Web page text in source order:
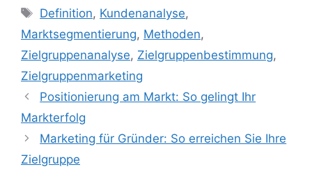
Schlagwörter
Definition, Kundenanalyse,
Marktsegmentierung, Methoden,
Zielgruppenanalyse, Zielgruppenbestimmung,
Zielgruppenmarketing
Positionierung am Markt: So gelingt Ihr
Markterfolg
Marketing für Gründer: So erreichen Sie Ihre
Zielgruppe